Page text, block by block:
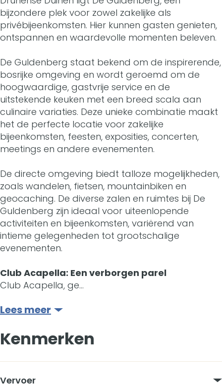
d
e
n
b
e
r
g
L
e
i
s
u
r
+
i
n
l
d
n
b
e
r
g
e
i
s
u
e
u
u
l
e
n
b
e
r
L
e
s
r
B
e
n
e
r
g
L
e
s
u
r
e
B
s
i
G
u
d
e
n
b
e
g
L
e
i
u
+
bijzondere plek voor zowel zakelijke als
privébijeenkomsten. Hier kunnen gasten genieten,
ontspannen en waardevolle momenten beleven.
De Guldenberg staat bekend om de inspirerende,
bosrijke omgeving en wordt geroemd om de
hoogwaardige, gastvrije service en de
uitstekende keuken met een breed scala aan
culinaire variaties. Deze unieke combinatie maakt
het de perfecte locatie voor zakelijke
bijeenkomsten, feesten, exposities, concerten,
meetings en andere evenementen.
De directe omgeving biedt talloze mogelijkheden,
zoals wandelen, fietsen, mountainbiken en
geocaching. De diverse zalen en ruimtes bij De
Guldenberg zijn ideaal voor uiteenlopende
activiteiten en bijeenkomsten, variërend van
intieme gelegenheden tot grootschalige
evenementen.
Club Acapella: Een verborgen parel
Club Acapella, ge…
Lees meer
Kenmerken
Vervoer